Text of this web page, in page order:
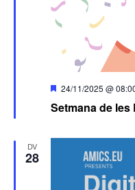
Setmana de
Destacats
24/11/2025 @
DV
28